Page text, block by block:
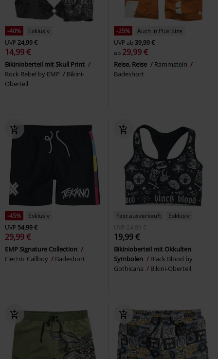
-40%
Exklusiv
UVP24,99 €
14,99 €
Bikinioberteil mit Skull Print
Rock Rebel by EMP
Bikini-
Oberteil
-25%
Auch in Plus Size
UVPab39,99 €
ab 29,99 €
Reise, Reise
Rammstein
Badeshort
-45%
Exklusiv
UVP54,99 €
29,99 €
EMP Signature Collection
Electric Callboy
Badeshort
Fast ausverkauft
Exklusiv
UVP
24,99 €
19,99 €
Bikinioberteil mit Okkulten
Symbolen
Black Blood by
Gothicana
Bikini-Oberteil